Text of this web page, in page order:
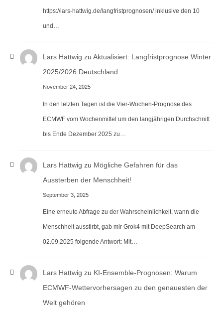
https://lars-hattwig.de/langfristprognosen/ inklusive den 10
und…
Lars Hattwig zu Aktualisiert: Langfristprognose Winter
2025/2026 Deutschland
November 24, 2025
In den letzten Tagen ist die Vier-Wochen-Prognose des
ECMWF vom Wochenmittel um den langjährigen Durchschnitt
bis Ende Dezember 2025 zu…
Lars Hattwig zu Mögliche Gefahren für das
Aussterben der Menschheit!
September 3, 2025
Eine erneute Abfrage zu der Wahrscheinlichkeit, wann die
Menschheit ausstirbt, gab mir Grok4 mit DeepSearch am
02.09.2025 folgende Antwort: Mit…
Lars Hattwig zu KI-Ensemble-Prognosen: Warum
ECMWF-Wettervorhersagen zu den genauesten der
Welt gehören